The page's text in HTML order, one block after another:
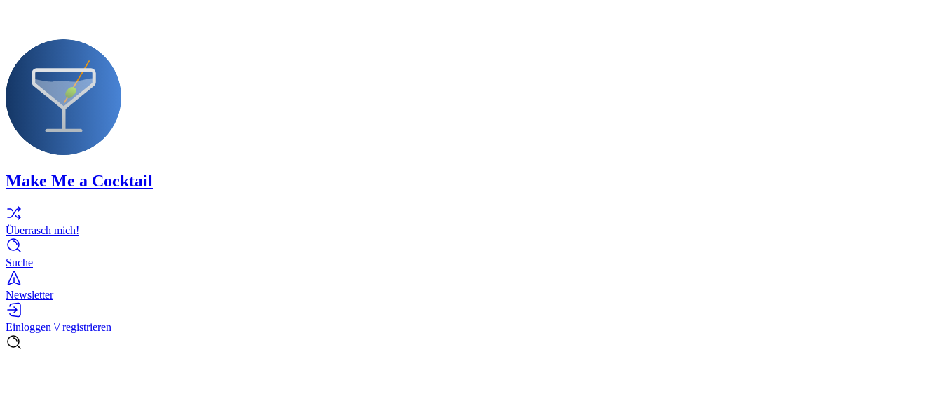
Make Me a Cocktail
Überrasch mich!
Suche
Newsletter
Einloggen \/ registrieren